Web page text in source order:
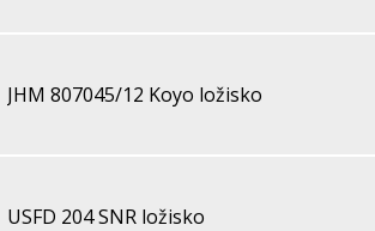
JHM 807045/12 Koyo ložisko
USFD 204 SNR ložisko